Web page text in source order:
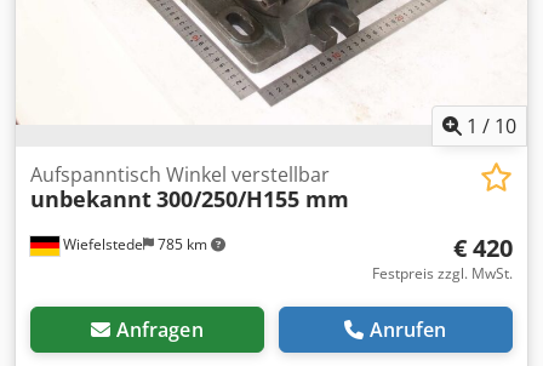
1 / 10
Wiefelstede 785 km
Aufspanntisch Winkel verstellbar
unbekannt300/250/H155 mm
€ 420
Festpreis zzgl. MwSt.
Anfragen Anrufen